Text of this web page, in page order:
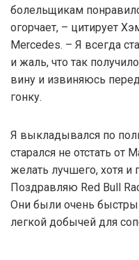
болельщикам
огорчает, – цитирует
Mercedes. – Я всегда
и жаль, что так
вину и извиняюсь
гонку.
Я выкладывался по
старался не отстать от
желать лучшего, хотя
Поздравляю Red Bull
Они были очень быстры
легкой добычей для